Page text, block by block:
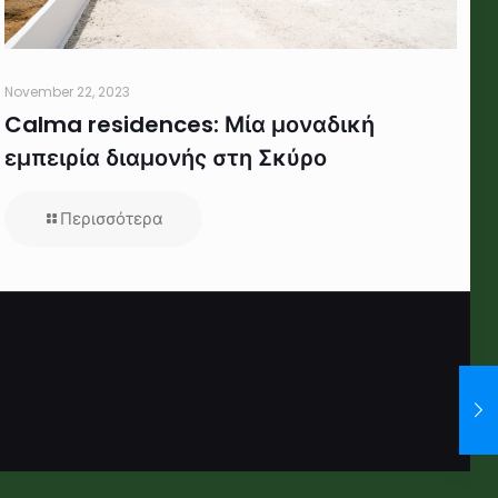
November 22, 2023
Calma residences: Μία μοναδική
εμπειρία διαμονής στη Σκύρο
Περισσότερα